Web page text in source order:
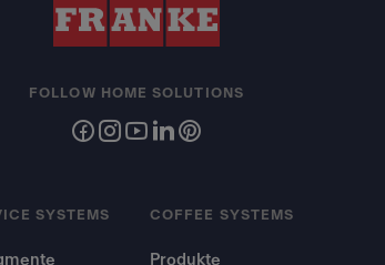
SYSTEMS COFFEE SYSTEMS
Produkte
FOLLOW HOME SOLUTIONS